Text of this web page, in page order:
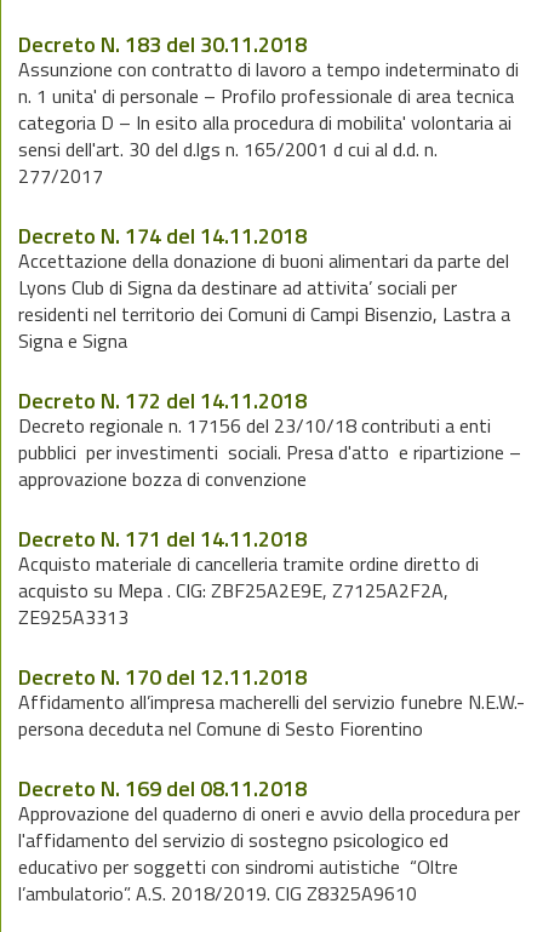
Decreto N. 183 del 30.11.2018
Assunzione con contratto di lavoro a tempo indeterminato di
n. 1 unita' di personale – Profilo professionale di area tecnica
categoria D – In esito alla procedura di mobilita' volontaria ai
sensi dell'art. 30 del d.lgs n. 165/2001 d cui al d.d. n.
277/2017
Decreto N. 174 del 14.11.2018
Accettazione della donazione di buoni alimentari da parte del
Lyons Club di Signa da destinare ad attivita’ sociali per
residenti nel territorio dei Comuni di Campi Bisenzio, Lastra a
Signa e Signa
Decreto N. 172 del 14.11.2018
Decreto regionale n. 17156 del 23/10/18 contributi a enti
pubblici per investimenti sociali. Presa d'atto e ripartizione –
approvazione bozza di convenzione
Decreto N. 171 del 14.11.2018
Acquisto materiale di cancelleria tramite ordine diretto di
acquisto su Mepa . CIG: ZBF25A2E9E, Z7125A2F2A,
ZE925A3313
Decreto N. 170 del 12.11.2018
Affidamento all’impresa macherelli del servizio funebre N.E.W.-
persona deceduta nel Comune di Sesto Fiorentino
Decreto N. 169 del 08.11.2018
Approvazione del quaderno di oneri e avvio della procedura per
l'affidamento del servizio di sostegno psicologico ed
educativo per soggetti con sindromi autistiche “Oltre
l’ambulatorio”. A.S. 2018/2019. CIG Z8325A9610